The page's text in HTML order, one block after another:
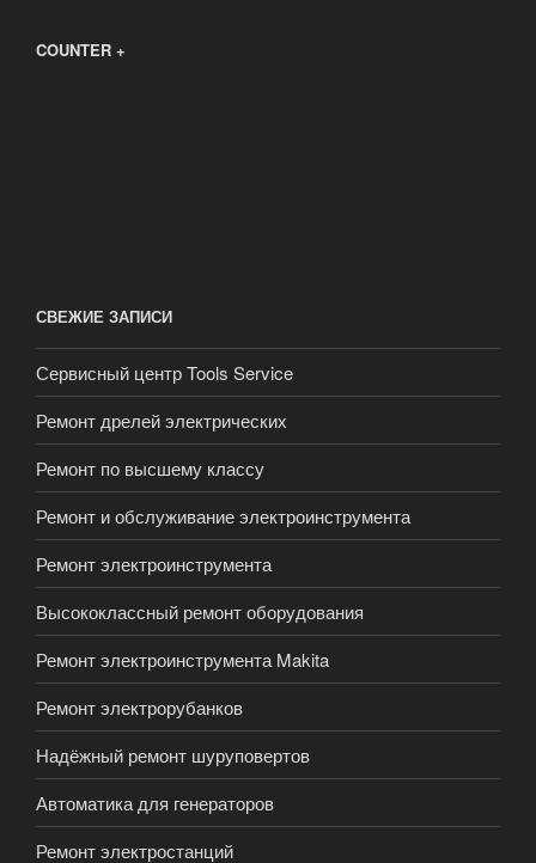
COUNTER +
СВЕЖИЕ ЗАПИСИ
Сервисный центр Tools Service
Ремонт дрелей электрических
Ремонт по высшему классу
Ремонт и обслуживание электроинструмента
Ремонт электроинструмента
Высококлассный ремонт оборудования
Ремонт электроинструмента Makita
Ремонт электрорубанков
Надёжный ремонт шуруповертов
Автоматика для генераторов
Ремонт электростанций